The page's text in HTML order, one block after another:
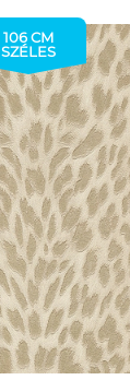
106 CM
SZÉLES